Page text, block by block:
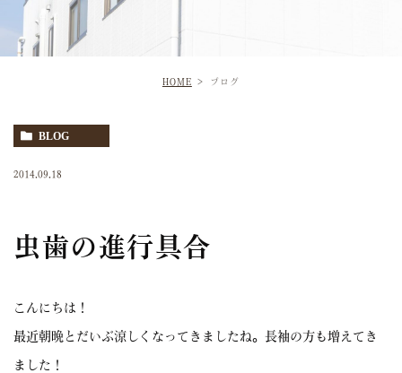
HOME ブログ
BLOG
2014.09.18
虫歯の進行具合
こんにちは！
最近朝晩とだいぶ涼しくなってきましたね。長袖の方も増えてき
ました！